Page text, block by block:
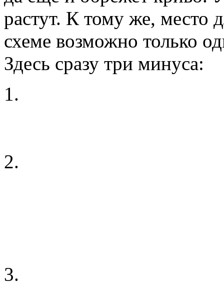
растут. К тому же, место
схеме возможно только
Здесь сразу три минуса: